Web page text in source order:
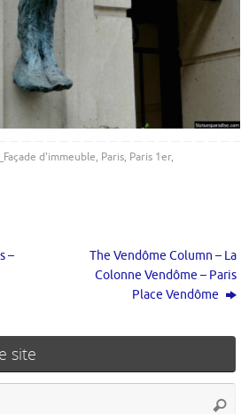
d'immeuble, Paris, Paris 1er,
–
The Vendôme Column – La
Colonne Vendôme – Paris
Place Vendôme
site